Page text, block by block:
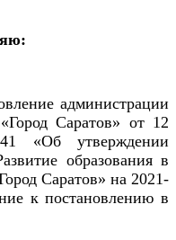
администрации
Саратов» от 12
«Об утверждении
образования в
Саратов» на 2021-
к постановлению в